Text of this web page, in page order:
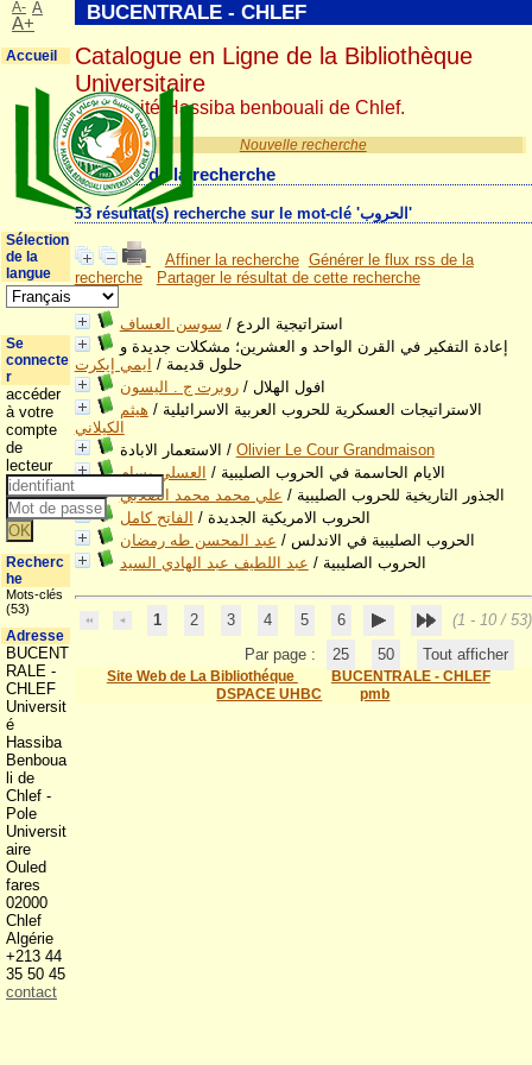
Nouvelle recherche
Résultat de la recherche
53 résultat(s) recherche sur le mot-clé 'الحروب'
Affiner la recherche Générer le flux rss de la
recherche
Partager le résultat de cette recherche
استراتيجية الردع / سوسن العساف
إعادة التفكير في القرن الواحد و العشرين؛ مشكلات جديدة و
حلول قديمة / ايمي إيكرت
افول الهلال /روبرت ج . اليسون
الاستراتيجات العسكرية للحروب العربية الاسرائيلية / هيثم
الكيلاني
الاستعمار الابادة / Olivier Le Cour Grandmaison
الايام الحاسمة في الحروب الصليبية / العسلي بسام
الجذور التاريخية للحروب الصليبية / علي محمد محمد الصلابي
الحروب الامريكية الجديدة / الفاتح كامل
الحروب الصليبية في الاندلس / عبد المحسن طه رمضان
الحروب الصليبية / عبد اللطيف عبد الهادي السيد
1 2 3 4 5 6
(1 - 10 / 53)
Par page :
25 50 Tout afficher
Site Web de La Bibliothéque
BUCENTRALE - CHLEF
DSPACE UHBC
pmb
BUCENTRALE - CHLEF
Catalogue en Ligne de la Bibliothèque
Universitaire
Université Hassiba benbouali de Chlef.
A- A
A+
Accueil
Sélection
de la
langue
Se
connecte
r
accéder
à votre
compte
de
lecteur
Recherc
he
Mots-clés
(53)
Adresse
BUCENT
RALE -
CHLEF
Universit
é
Hassiba
Benboua
li de
Chlef -
Pole
Universit
aire
Ouled
fares
02000
Chlef
Algérie
+213 44
35 50 45
contact